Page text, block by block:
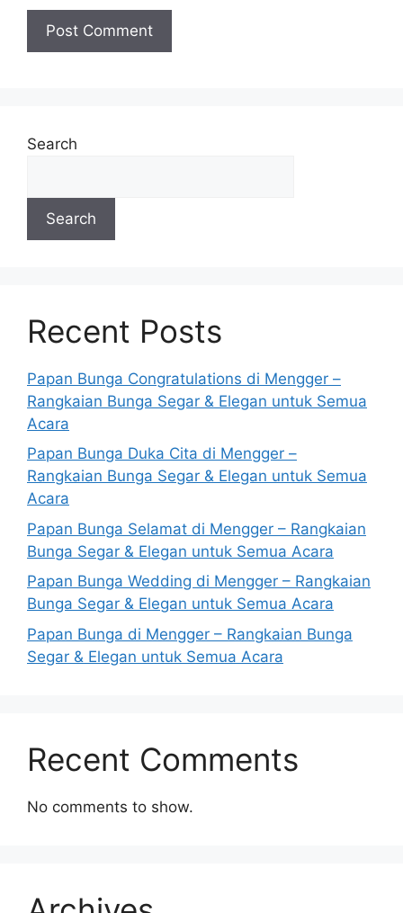
Search
Search
Recent Posts
Papan Bunga Congratulations di Mengger –
Rangkaian Bunga Segar & Elegan untuk Semua
Acara
Papan Bunga Duka Cita di Mengger –
Rangkaian Bunga Segar & Elegan untuk Semua
Acara
Papan Bunga Selamat di Mengger – Rangkaian
Bunga Segar & Elegan untuk Semua Acara
Papan Bunga Wedding di Mengger – Rangkaian
Bunga Segar & Elegan untuk Semua Acara
Papan Bunga di Mengger – Rangkaian Bunga
Segar & Elegan untuk Semua Acara
Recent Comments
No comments to show.